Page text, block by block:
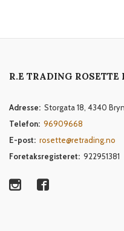
R.E TRADING ROSETTE
Adresse: Storgata 18, 4340
Telefon: 96909668
E-post: rosette@retrading.no
Foretaksregisteret: 922951381